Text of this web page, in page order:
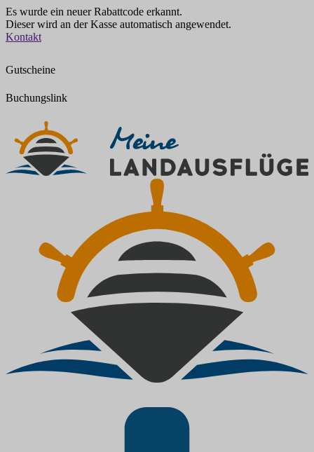
Es wurde ein neuer Rabattcode erkannt.
Dieser wird an der Kasse automatisch angewendet.
Zum
Kontakt
Gutscheine
Buchungslink